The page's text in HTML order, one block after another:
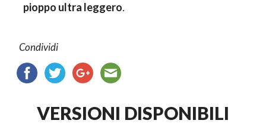
pioppo ultra leggero.
Condividi
VERSIONI DISPONIBILI